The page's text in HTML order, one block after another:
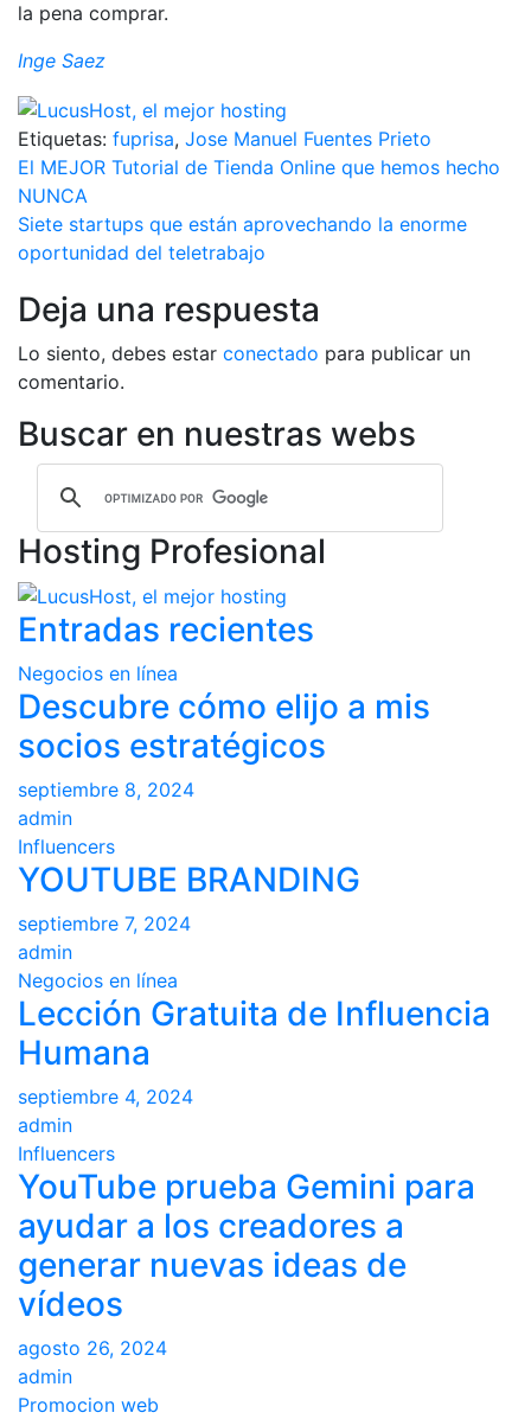
la pena comprar.
Inge Saez
Etiquetas: fuprisa, Jose Manuel Fuentes Prieto
Navegación
de
entradas
El MEJOR Tutorial de Tienda Online que hemos hecho
NUNCA
Siete startups que están aprovechando la enorme
oportunidad del teletrabajo
Deja una respuesta
Lo siento, debes estar conectado para publicar un
comentario.
Buscar en nuestras webs
Hosting Profesional
Entradas recientes
Negocios en línea
Descubre cómo elijo a mis
socios estratégicos
septiembre 8, 2024
admin
Influencers
YOUTUBE BRANDING
septiembre 7, 2024
admin
Negocios en línea
Lección Gratuita de Influencia
Humana
septiembre 4, 2024
admin
Influencers
YouTube prueba Gemini para
ayudar a los creadores a
generar nuevas ideas de
vídeos
agosto 26, 2024
admin
Promocion web